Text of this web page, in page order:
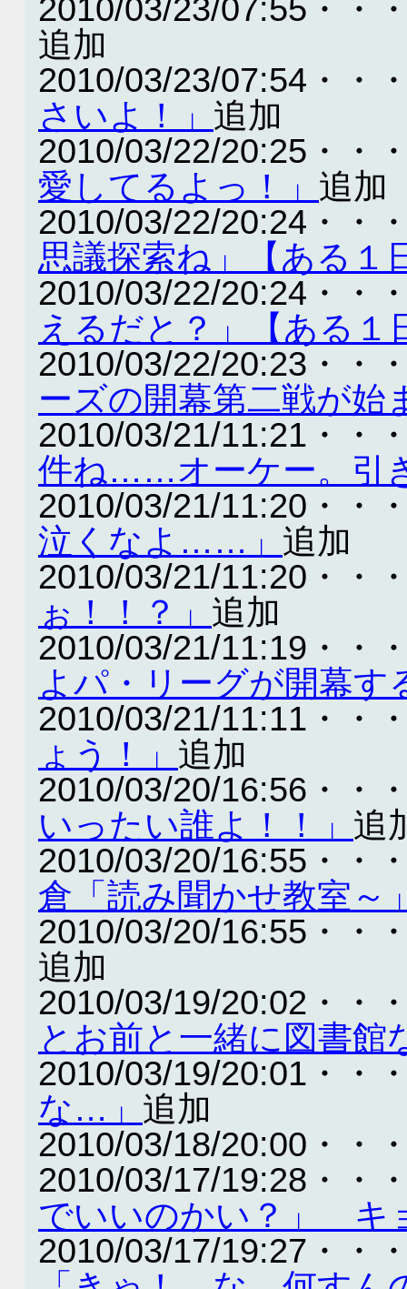
2010/03/23/07:55・・
追加
2010/03/23/07:54・・
さいよ！」 追加
2010/03/22/20:25・・
愛してるよっ！」 追加
2010/03/22/20:24・・
思議探索ね」【ある１
2010/03/22/20:24・・
えるだと？」【ある１
2010/03/22/20:23・・
ーズの開幕第二戦が始
2010/03/21/11:21・・
件ね……オーケー。引
2010/03/21/11:20・・
泣くなよ……」 追加
2010/03/21/11:20・・
ぉ！！？」 追加
2010/03/21/11:19・・
よパ・リーグが開幕す
2010/03/21/11:11・・
ょう！」 追加
2010/03/20/16:56・・
いったい誰よ！！」 追
2010/03/20/16:55・・
倉「読み聞かせ教室～
2010/03/20/16:55・・
追加
2010/03/19/20:02・・
とお前と一緒に図書館
2010/03/19/20:01・・
な…」 追加
2010/03/18/20:00・・
2010/03/17/19:28・・
でいいのかい？」 キ
2010/03/17/19:27・・